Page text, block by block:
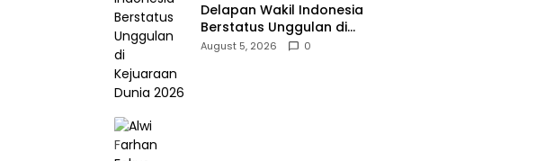
Delapan Wakil Indonesia
Berstatus Unggulan di
Kejuaraan Dunia 2026
August 5, 2026 0